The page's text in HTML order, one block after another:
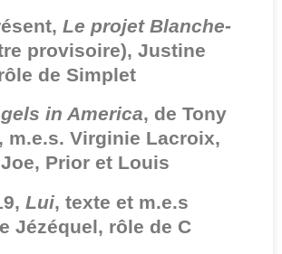
Le projet Blanche-
provisoire), Justine
de Simplet
in America, de Tony
m.e.s. Virginie Lacroix,
Prior et Louis
Lui, texte et m.e.s
Jézéquel, rôle de C